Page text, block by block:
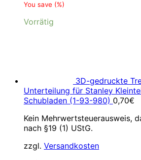
You save (%)
Vorrätig
3D-gedruckte
Unterteilung für Stanley
Schubladen (1-93-980) 0,70€
Kein Mehrwertsteuerausweis,
nach §19 (1) UStG.
zzgl. Versandkosten